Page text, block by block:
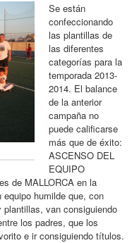
Se están
confeccionando
las plantillas de
las diferentes
categorías para la
temporada 2013-
2014. El balance
de la anterior
campaña no
puede calificarse
más que de éxito:
ASCENSO DEL
EQUIPO
de MALLORCA en la
humilde que, con
van consiguiendo
los padres, que los
e ir consiguiendo títulos.